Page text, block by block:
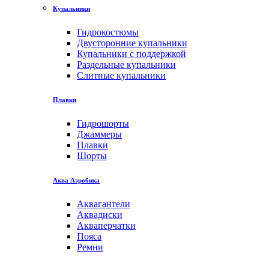
Купальники
Гидрокостюмы
Двусторонние купальники
Купальники с поддержкой
Раздельные купальники
Слитные купальники
Плавки
Гидрошорты
Джаммеры
Плавки
Шорты
Аква Аэробика
Аквагантели
Аквадиски
Акваперчатки
Пояса
Ремни